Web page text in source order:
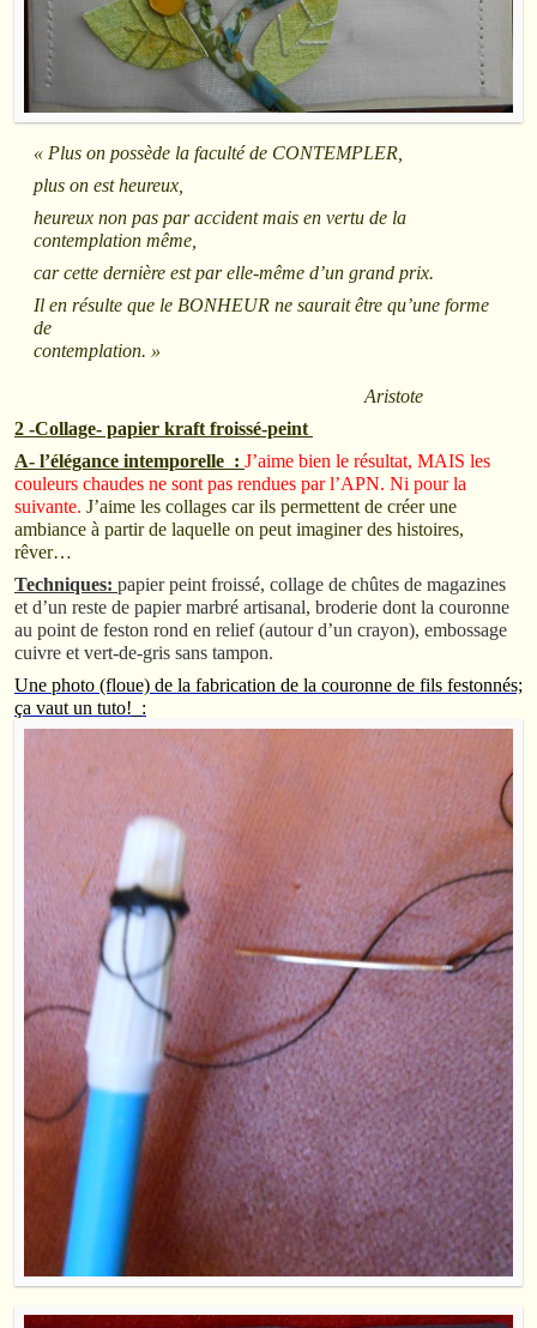
« Plus on possède la faculté de CONTEMPLER,
plus on est heureux,
heureux non pas par accident mais en vertu de la
contemplation même,
car cette dernière est par elle-même d’un grand prix.
Il en résulte que le BONHEUR ne saurait être qu’une forme
de
contemplation. »
Aristote
2 -Collage- papier kraft froissé-peint
A- l’élégance intemporelle : J’aime bien le résultat, MAIS les
couleurs chaudes ne sont pas rendues par l’APN. Ni pour la
suivante. J’aime les collages car ils permettent de créer une
ambiance à partir de laquelle on peut imaginer des histoires,
rêver…
Techniques: papier peint froissé, collage de chûtes de magazines
et d’un reste de papier marbré artisanal, broderie dont la couronne
au point de feston rond en relief (autour d’un crayon), embossage
cuivre et vert-de-gris sans tampon.
Une photo (floue) de la fabrication de la couronne de fils festonnés;
ça vaut un tuto!_: